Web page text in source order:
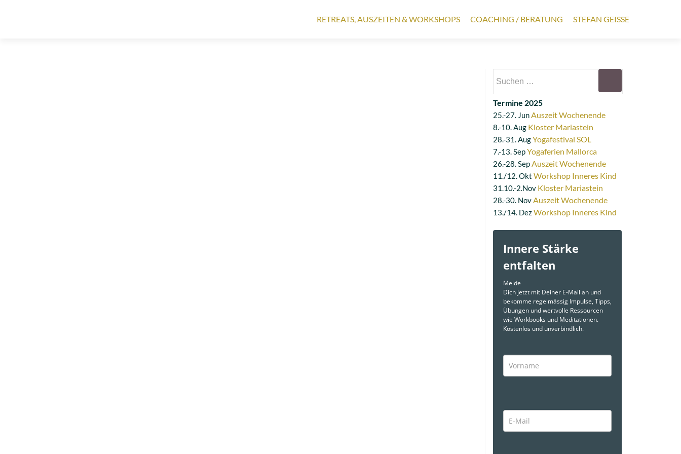
RETREATS, AUSZEITEN & WORKSHOPS COACHING / BERATUNG STEFAN GEISSE
Termine 2025
25.-27. JunAuszeit Wochenende
8.-10. Aug Kloster Mariastein
28.-31. AugYogafestival SOL
7.-13. SepYogaferien Mallorca
26.-28. SepAuszeit Wochenende
11./12. Okt Workshop Inneres Kind
31.10.-2.Nov Kloster Mariastein
28.-30. NovAuszeit Wochenende
13./14. DezWorkshop Inneres Kind
Innere Stärke
entfalten
Melde
Dich jetzt mit Deiner E-Mail an und
bekomme regelmässig Impulse, Tipps,
Übungen und wertvolle Ressourcen
wie Workbooks und Meditationen.
Kostenlos und unverbindlich.